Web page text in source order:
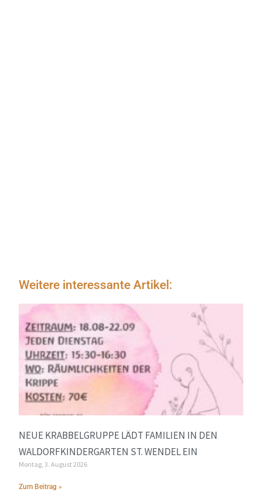
Weitere interessante Artikel:
NEUE KRABBELGRUPPE LÄDT FAMILIEN IN DEN
WALDORFKINDERGARTEN ST. WENDEL EIN
Montag, 3. August 2026
Zum Beitrag »